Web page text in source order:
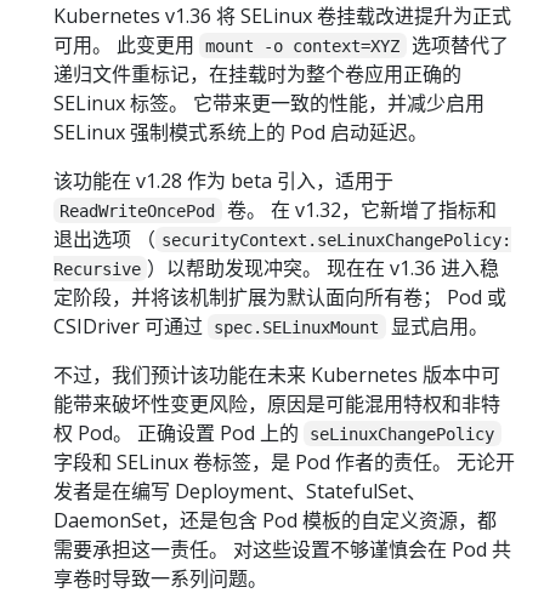
Kubernetes v1.36 将 SELinux 卷挂载改进提升为正式
可用。 此变更用
mount -o context=XYZ
选项替代了
递归文件重标记，在挂载时为整个卷应用正确的
SELinux 标签。 它带来更一致的性能，并减少启用
SELinux 强制模式系统上的 Pod 启动延迟。
该功能在 v1.28 作为 beta 引入，适用于
ReadWriteOncePod
卷。 在 v1.32，它新增了指标和
退出选项 （ securityContext.seLinuxChangePolicy:
Recursive ）以帮助发现冲突。 现在在 v1.36 进入稳
定阶段，并将该机制扩展为默认面向所有卷； Pod 或
CSIDriver 可通过
spec.SELinuxMount
显式启用。
不过，我们预计该功能在未来 Kubernetes 版本中可
能带来破坏性变更风险，原因是可能混用特权和非特
权 Pod。 正确设置 Pod 上的
seLinuxChangePolicy
字段和 SELinux 卷标签，是 Pod 作者的责任。 无论开
发者是在编写 Deployment、StatefulSet、
DaemonSet，还是包含 Pod 模板的自定义资源，都
需要承担这一责任。 对这些设置不够谨慎会在 Pod 共
享卷时导致一系列问题。